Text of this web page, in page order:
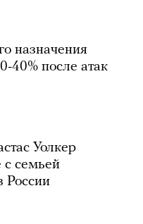
назначения
40% после атак
Уолкер
с семьей
России